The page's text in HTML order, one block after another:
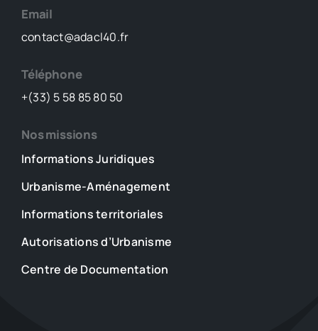
Email
contact@adacl40.fr
Téléphone
+(33) 5 58 85 80 50
Nos missions
Informations Juridiques
Urbanisme-Aménagement
Informations territoriales
Autorisations d’Urbanisme
Centre de Documentation